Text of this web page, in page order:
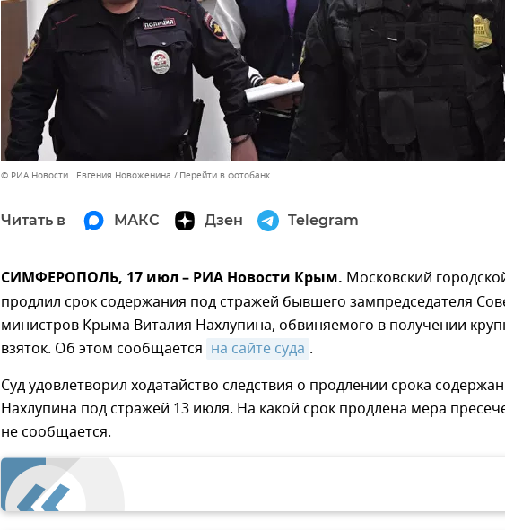
© РИА Новости . Евгения Новоженина Перейти в фотобанк
Читать в МАКС Дзен Telegram
СИМФЕРОПОЛЬ, 17 июл – РИА Новости Крым. Московский
продлил срок содержания под стражей бывшего зампредседателя
министров Крыма Виталия Нахлупина, обвиняемого в получении
взяток. Об этом сообщается на сайте суда .
Суд удовлетворил ходатайство следствия о продлении срока
Нахлупина под стражей 13 июля. На какой срок продлена мера
не сообщается.